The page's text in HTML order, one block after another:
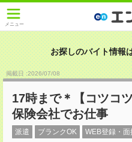
メニュー
お探しのバイト情報
掲載日 :2026/07/08
17時まで＊【コツコ
保険会社でお仕事
派遣 ブランクOK WEB登録・面